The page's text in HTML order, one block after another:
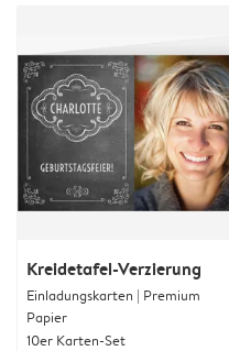
Kreidetafel-Verzierung
Einladungskarten | Premium
Papier
10er Karten-Set